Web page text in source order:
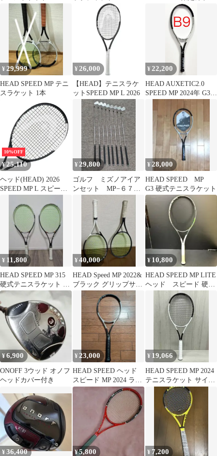
ノフAKA2020用MP-
G3 硬式テニス
¥ 29,999
HEAD SPEED MP テニ
スラケット 1本
¥ 26,000
【HEAD】テニスラケ
ットSPEED MP L 2026
¥ 22,200
HEAD AUXETIC2.0
SPEED MP 2024年 G3新
10%OFF
¥ 25,110
ヘッド(HEAD) 2026
SPEED MP L スピード
(285g) 海外正規品 硬式
テニスラケット
232036(26y1m)[NC]
(010039813)
¥ 29,800
ゴルフ ミズノアイア
ンセット MP−６７
（３−ｐ)
¥ 28,000
HEAD SPEED MP
G3 硬式テニスラケット
¥ 11,800
HEAD SPEED MP 315
硬式テニスラケット 2
本セット
¥40,000
HEAD Speed MP 2022&
ブラック グリップサイ
¥ 10,800
HEAD SPEED MP LITE
ヘッド スピード 硬式
テニスラケット
¥6,900
ONOFF 3ウッド オノフ
ヘッドカバー付き
¥23,000
HEAD SPEED ヘッド
スピード MP 2024 ラケ
ット G3
¥ 19,066
HEAD SPEED MP 2024
テニスラケット サイズ
¥36,400 ¥5,800 ¥ 7,200